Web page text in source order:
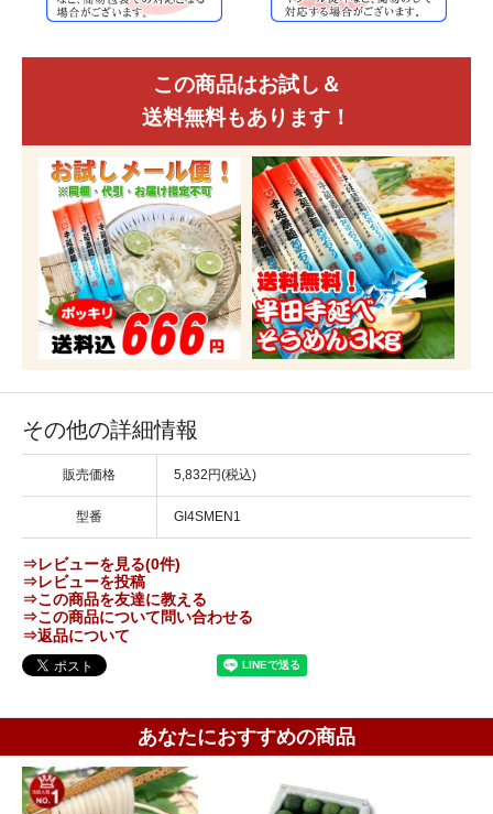
この商品はお試し＆
送料無料もあります！
その他の詳細情報
販売価格 5,832円(税込)
型番 GI4SMEN1
⇒レビューを見る(0件)
⇒レビューを投稿
⇒この商品を友達に教える
⇒この商品について問い合わせる
⇒返品について
あなたにおすすめの商品